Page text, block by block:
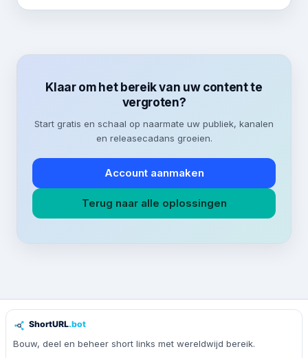
Klaar om het bereik van uw content te
vergroten?
Start gratis en schaal op naarmate uw publiek, kanalen
en releasecadans groeien.
Account aanmaken
Terug naar alle oplossingen
Bouw, deel en beheer short links met wereldwijd bereik.